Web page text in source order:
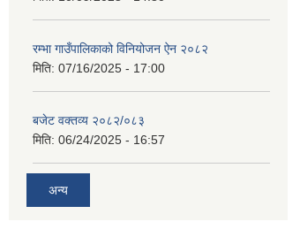
रम्भा गाउँपालिकाको विनियोजन ऐन २०८२
मिति: 07/16/2025 - 17:00
बजेट वक्तव्य २०८२/०८३
मिति: 06/24/2025 - 16:57
अन्य